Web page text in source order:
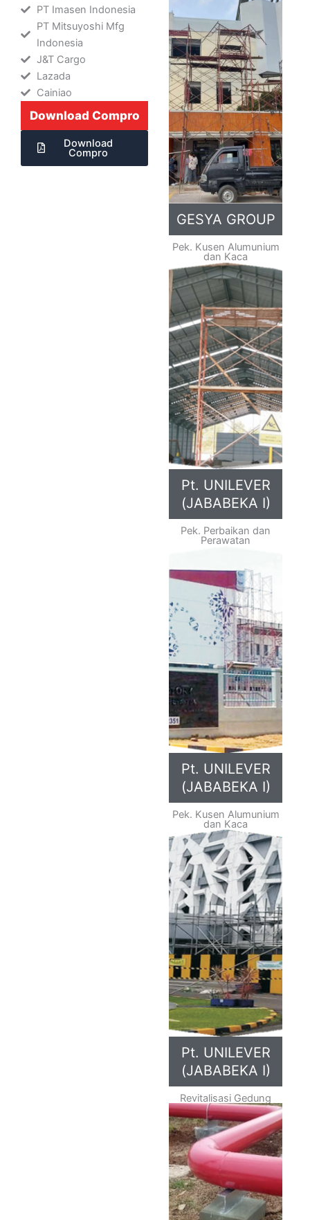
PT Imasen Indonesia
PT Mitsuyoshi Mfg
Indonesia
J&T Cargo
Lazada
Cainiao
Download Compro
Download
Compro
GESYA GROUP
Pek. Kusen Alumunium
dan Kaca
Pt. UNILEVER
(JABABEKA I)
Pek. Perbaikan dan
Perawatan
Pt. UNILEVER
(JABABEKA I)
Pek. Kusen Alumunium
dan Kaca
Pt. UNILEVER
(JABABEKA I)
Revitalisasi Gedung